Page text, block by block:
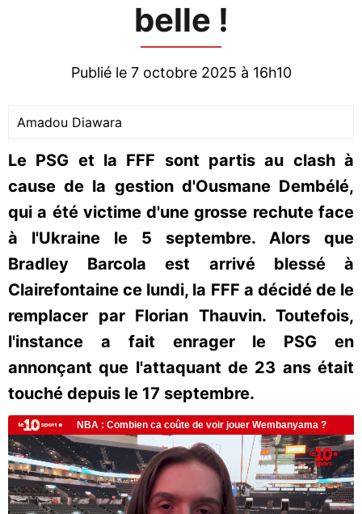
belle !
Publié le 7 octobre 2025 à 16h10
Amadou Diawara
Le PSG et la FFF sont partis au clash à
cause de la gestion d'Ousmane Dembélé,
qui a été victime d'une grosse rechute face
à l'Ukraine le 5 septembre. Alors que
Bradley Barcola est arrivé blessé à
Clairefontaine ce lundi, la FFF a décidé de le
remplacer par Florian Thauvin. Toutefois,
l'instance a fait enrager le PSG en
annonçant que l'attaquant de 23 ans était
touché depuis le 17 septembre.